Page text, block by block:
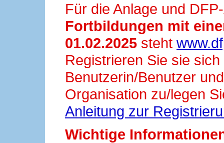
Für die Anlage und
Fortbildungen mit
01.02.2025 steht
Registrieren Sie sie
Benutzerin/Benutzer
Organisation zu/legen
Anleitung zur
Wichtige